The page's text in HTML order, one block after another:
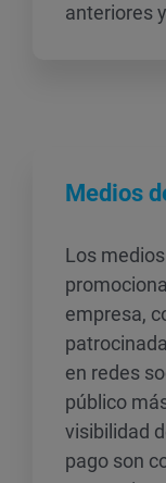
anteriores
Medios
Los
empresa,
en redes
público
visibilidad
pago son